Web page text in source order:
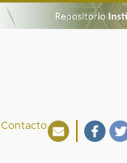
Contacto